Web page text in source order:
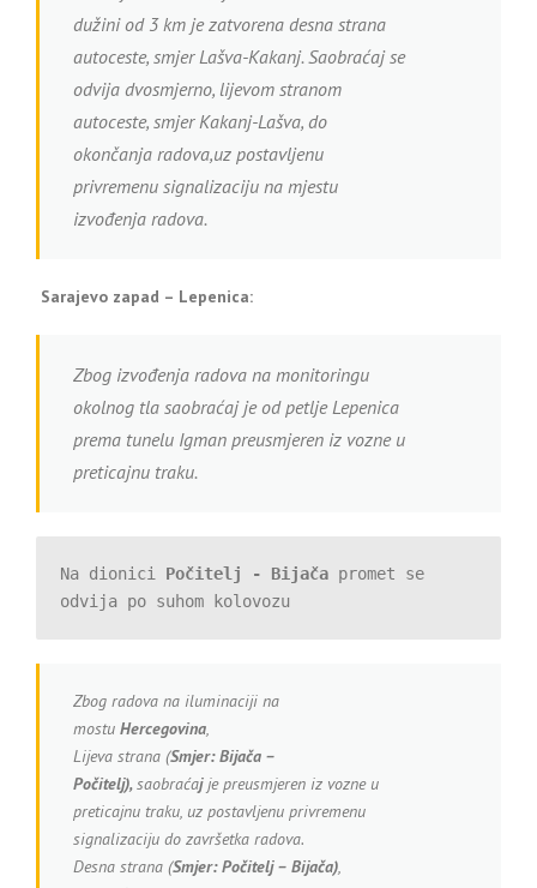
dužini od 3 km je zatvorena desna strana
autoceste, smjer Lašva-Kakanj. Saobraćaj se
odvija dvosmjerno, lijevom stranom
autoceste, smjer Kakanj-Lašva, do
okončanja radova,uz postavljenu
privremenu signalizaciju na mjestu
izvođenja radova.
Sarajevo zapad – Lepenica:
Zbog izvođenja radova na monitoringu
okolnog tla saobraćaj je od petlje Lepenica
prema tunelu Igman preusmjeren iz vozne u
preticajnu traku.
Na dionici Počitelj - Bijača promet se
odvija po suhom kolovozu
Zbog radova na iluminaciji na
mostu Hercegovina,
Lijeva strana (Smjer: Bijača –
Počitelj),saobraćajje preusmjeren iz vozne u
preticajnu traku, uz postavljenu privremenu
signalizaciju do završetka radova.
Desna strana (Smjer: Počitelj – Bijača),